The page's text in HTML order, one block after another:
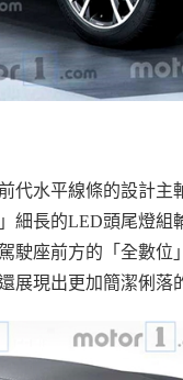
代水平線條的設計主
細長的LED頭尾燈組
駛座前方的「全數
展現出更加簡潔俐落